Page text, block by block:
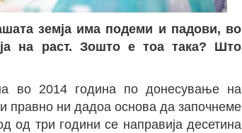
земја има подеми и падови, во
на раст. Зошто е тоа така? Што
во 2014 година по донесување на
правно ни дадоа основа да започнеме
од три години се направија десетина